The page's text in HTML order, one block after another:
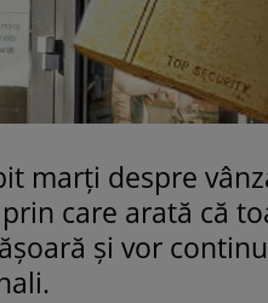
marţi despre
care arată că
şi vor